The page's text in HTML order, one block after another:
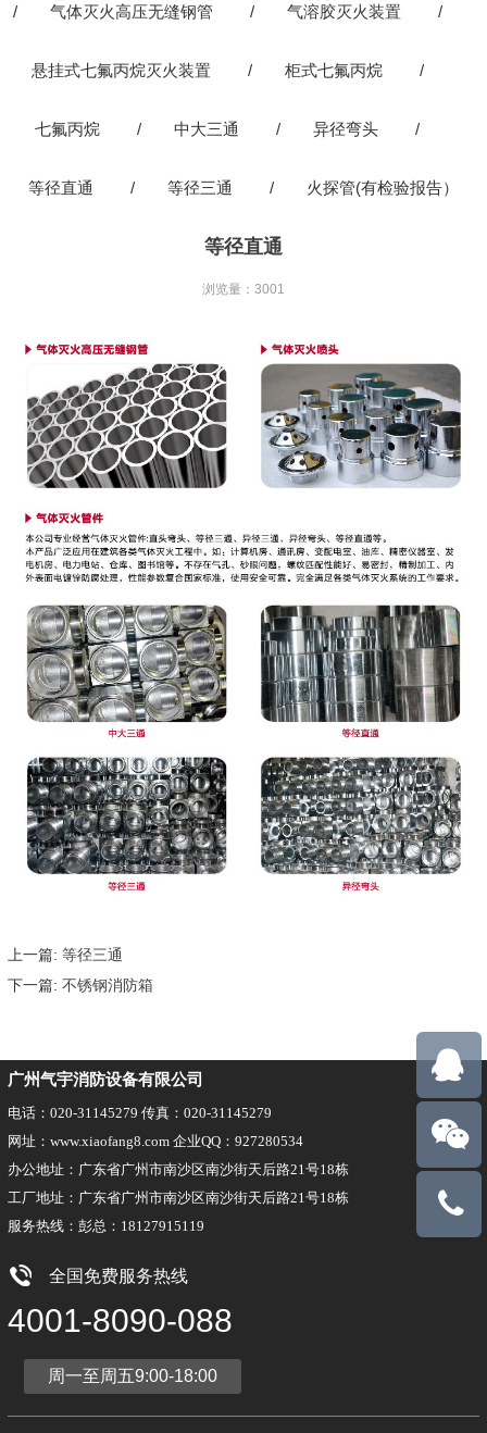
/ 气体灭火高压无缝钢管 / 气溶胶灭火装置 /
悬挂式七氟丙烷灭火装置 / 柜式七氟丙烷 /
七氟丙烷 / 中大三通 / 异径弯头 /
等径直通 / 等径三通 / 火探管(有检验报告）
等径直通
浏览量：3001
上一篇: 等径三通
下一篇: 不锈钢消防箱
广州气宇消防设备有限公司
电话：020-31145279 传真：020-31145279
网址：www.xiaofang8.com 企业QQ：927280534
办公地址：广东省广州市南沙区南沙街天后路21号18栋
工厂地址：广东省广州市南沙区南沙街天后路21号18栋
服务热线：彭总：18127915119
全国免费服务热线
4001-8090-088
周一至周五9:00-18:00